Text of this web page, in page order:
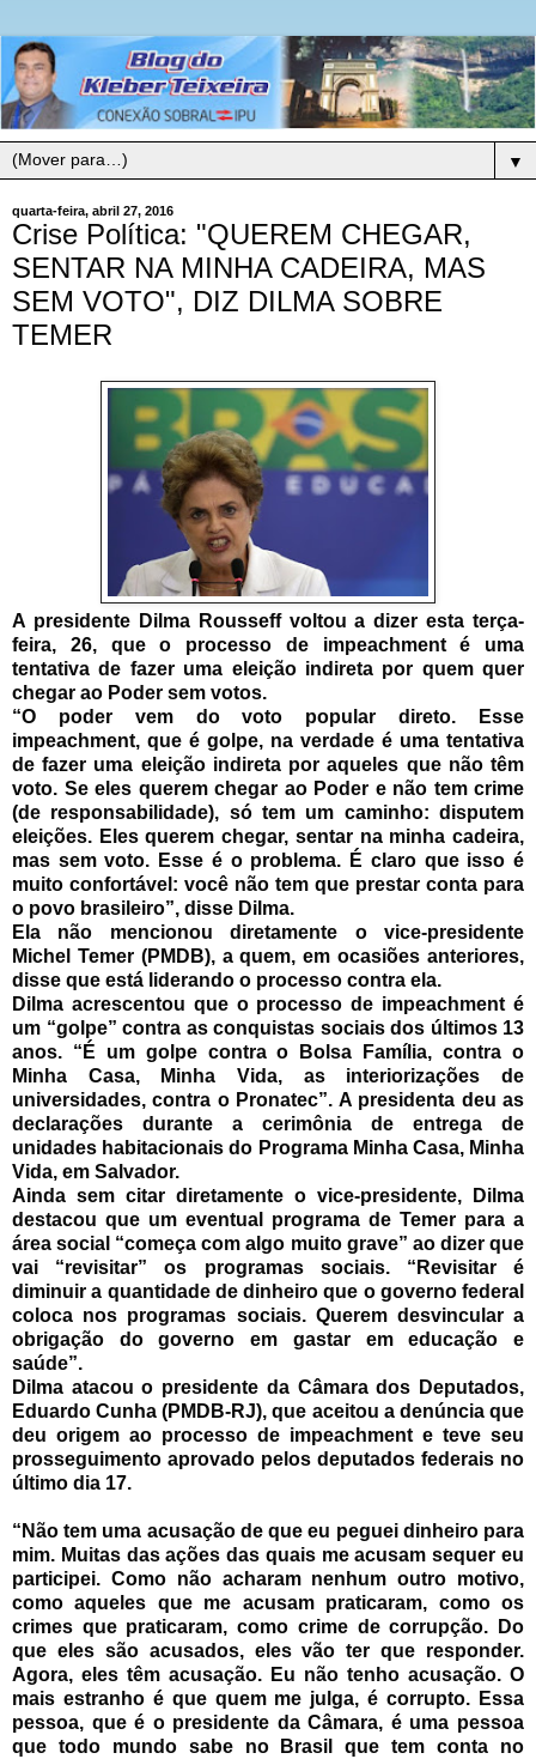
▼
quarta-feira, abril 27, 2016
Crise Política: "QUEREM CHEGAR,
SENTAR NA MINHA CADEIRA, MAS
SEM VOTO", DIZ DILMA SOBRE
TEMER
A presidente Dilma Rousseff voltou a dizer esta terça-
feira, 26, que o processo de impeachment é uma
tentativa de fazer uma eleição indireta por quem quer
chegar ao Poder sem votos.
“O poder vem do voto popular direto. Esse
impeachment, que é golpe, na verdade é uma tentativa
de fazer uma eleição indireta por aqueles que não têm
voto. Se eles querem chegar ao Poder e não tem crime
(de responsabilidade), só tem um caminho: disputem
eleições. Eles querem chegar, sentar na minha cadeira,
mas sem voto. Esse é o problema. É claro que isso é
muito confortável: você não tem que prestar conta para
o povo brasileiro”, disse Dilma.
Ela não mencionou diretamente o vice-presidente
Michel Temer (PMDB), a quem, em ocasiões anteriores,
disse que está liderando o processo contra ela.
Dilma acrescentou que o processo de impeachment é
um “golpe” contra as conquistas sociais dos últimos 13
anos. “É um golpe contra o Bolsa Família, contra o
Minha Casa, Minha Vida, as interiorizações de
universidades, contra o Pronatec”. A presidenta deu as
declarações durante a cerimônia de entrega de
unidades habitacionais do Programa Minha Casa, Minha
Vida, em Salvador.
Ainda sem citar diretamente o vice-presidente, Dilma
destacou que um eventual programa de Temer para a
área social “começa com algo muito grave” ao dizer que
vai “revisitar” os programas sociais. “Revisitar é
diminuir a quantidade de dinheiro que o governo federal
coloca nos programas sociais. Querem desvincular a
obrigação do governo em gastar em educação e
saúde”.
Dilma atacou o presidente da Câmara dos Deputados,
Eduardo Cunha (PMDB-RJ), que aceitou a denúncia que
deu origem ao processo de impeachment e teve seu
prosseguimento aprovado pelos deputados federais no
último dia 17.
“Não tem uma acusação de que eu peguei dinheiro para
mim. Muitas das ações das quais me acusam sequer eu
participei. Como não acharam nenhum outro motivo,
como aqueles que me acusam praticaram, como os
crimes que praticaram, como crime de corrupção. Do
que eles são acusados, eles vão ter que responder.
Agora, eles têm acusação. Eu não tenho acusação. O
mais estranho é que quem me julga, é corrupto. Essa
pessoa, que é o presidente da Câmara, é uma pessoa
que todo mundo sabe no Brasil que tem conta no